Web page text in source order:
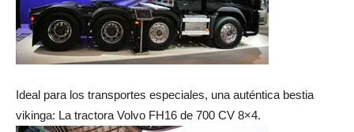
Ideal para los transportes especiales, una auténtica bestia
vikinga: La tractora Volvo FH16 de 700 CV 8×4.